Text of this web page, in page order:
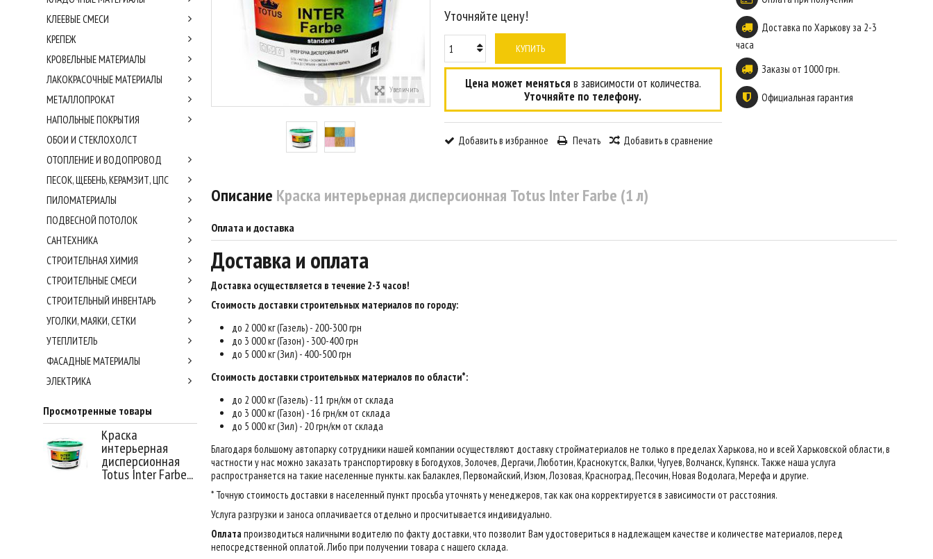
Увеличить
Уточняйте цену!
КУПИТЬ
Цена может меняться в зависимости от количества.
Уточняйте по телефону.
Добавить в избранное Печать Добавить в сравнение
Доставка по Харькову за 2-3
часа
Заказы от 1000 грн.
Официальная гарантия
Описание Краска интерьерная дисперсионная Totus Inter Farbe (1 л)
Оплата и доставка
Доставка и оплата
Доставка осуществляется в течение 2-3 часов!
Стоимость доставки строительных материалов по городу:
до 2 000 кг (Газель) - 200-300 грн
до 3 000 кг (Газон) - 300-400 грн
до 5 000 кг (Зил) - 400-500 грн
Стоимость доставки строительных материалов по области*:
до 2 000 кг (Газель) - 11 грн/км от склада
до 3 000 кг (Газон) - 16 грн/км от склада
до 5 000 кг (Зил) - 20 грн/км от склада
Благодаря большому автопарку сотрудники нашей компании осуществляют доставку стройматериалов не только в пределах Харькова, но и всей Харьковской области, в
частности у нас можно заказать транспортировку в Богодухов, Золочев, Дергачи, Люботин, Краснокутск, Валки, Чугуев, Волчанск, Купянск. Также наша услуга
распространяется на такие населенные пункты. как Балаклея, Первомайский, Изюм, Лозовая, Красноград, Песочин, Новая Водолага, Мерефа и другие.
* Точную стоимость доставки в населенный пункт просьба уточнять у менеджеров, так как она корректируется в зависимости от расстояния.
Услуга разгрузки и заноса оплачивается отдельно и просчитывается индивидуально.
Оплатапроизводиться наличными водителю по факту доставки, что позволит Вам удостовериться в надлежащем качестве и количестве материалов, перед
непосредственной оплатой. Либо при получении товара с нашего склада.
КЛЕЕВЫЕ СМЕСИ
КРЕПЕЖ
КРОВЕЛЬНЫЕ МАТЕРИАЛЫ
ЛАКОКРАСОЧНЫЕ МАТЕРИАЛЫ
МЕТАЛЛОПРОКАТ
НАПОЛЬНЫЕ ПОКРЫТИЯ
ОБОИ И СТЕКЛОХОЛСТ
ОТОПЛЕНИЕ И ВОДОПРОВОД
ПЕСОК, ЩЕБЕНЬ, КЕРАМЗИТ, ЦПС
ПИЛОМАТЕРИАЛЫ
ПОДВЕСНОЙ ПОТОЛОК
САНТЕХНИКА
СТРОИТЕЛЬНАЯ ХИМИЯ
СТРОИТЕЛЬНЫЕ СМЕСИ
СТРОИТЕЛЬНЫЙ ИНВЕНТАРЬ
УГОЛКИ, МАЯКИ, СЕТКИ
УТЕПЛИТЕЛЬ
ФАСАДНЫЕ МАТЕРИАЛЫ
ЭЛЕКТРИКА
Просмотренные товары
Краска
интерьерная
дисперсионная
Totus Inter Farbe...